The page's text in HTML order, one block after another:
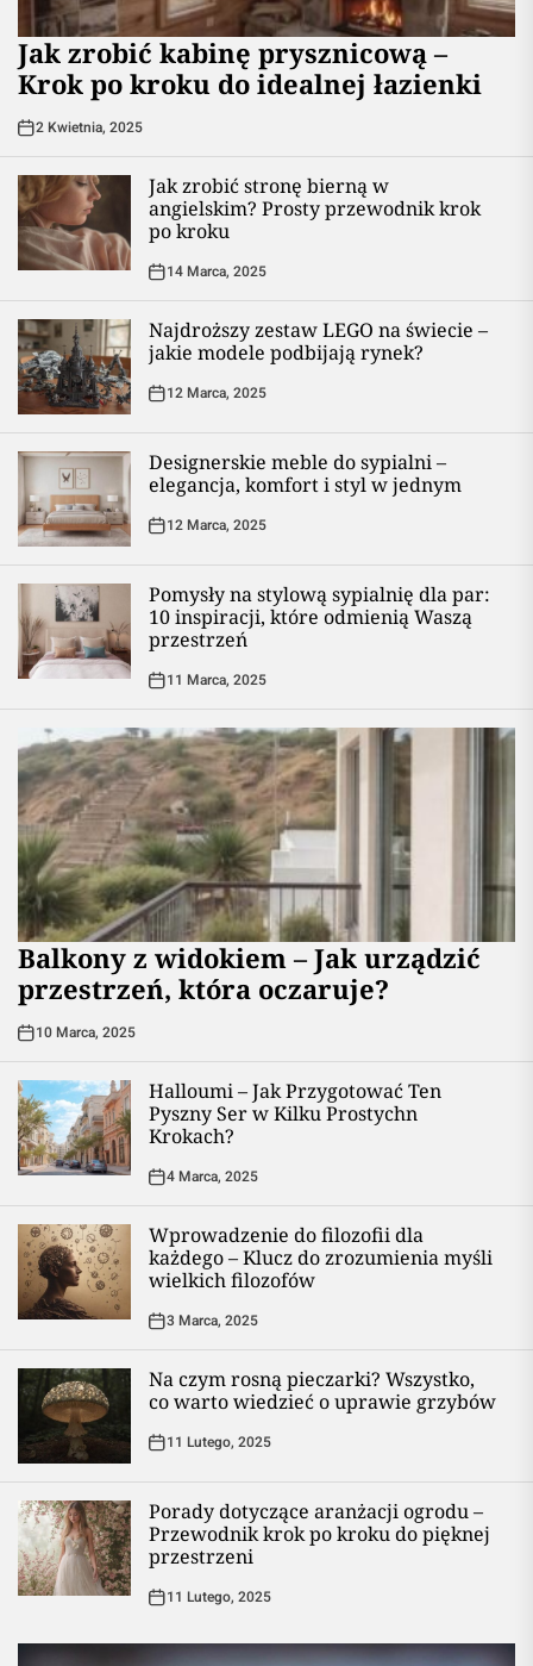
Jak zrobić kabinę prysznicową –
Krok po kroku do idealnej łazienki
2 Kwietnia, 2025
Jak zrobić stronę bierną w
angielskim? Prosty przewodnik krok
po kroku
14 Marca, 2025
Najdroższy zestaw LEGO na świecie –
jakie modele podbijają rynek?
12 Marca, 2025
Designerskie meble do sypialni –
elegancja, komfort i styl w jednym
12 Marca, 2025
Pomysły na stylową sypialnię dla par:
10 inspiracji, które odmienią Waszą
przestrzeń
11 Marca, 2025
Balkony z widokiem – Jak urządzić
przestrzeń, która oczaruje?
10 Marca, 2025
Halloumi – Jak Przygotować Ten
Pyszny Ser w Kilku Prostychn
Krokach?
4 Marca, 2025
Wprowadzenie do filozofii dla
każdego – Klucz do zrozumienia myśli
wielkich filozofów
3 Marca, 2025
Na czym rosną pieczarki? Wszystko,
co warto wiedzieć o uprawie grzybów
11 Lutego, 2025
Porady dotyczące aranżacji ogrodu –
Przewodnik krok po kroku do pięknej
przestrzeni
11 Lutego, 2025